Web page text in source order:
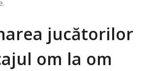
jucătorilor
om la om